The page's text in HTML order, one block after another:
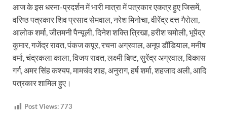
आज के इस धरना-प्रदर्शन में भारी मात्रा में पत्रकार एकत्र हुए जिसमें,
वरिष्ठ पत्रकार शिव प्रसाद सेमवाल, नरेश मिनोचा, वीरेंद्र दत्त गैरोला,
आलोक शर्मा, जीतमनी पैन्यूली, दिनेश शक्ति त्रिखा, हरीश चमोली, भूपेंद्र
कुमार, गजेंद्र रावत, पंकज कपूर, रचना अग्रवाल, अनूप डौंडियाल, मनीष
वर्मा, चंद्रकला काला, विजय रावत, लक्ष्मी बिष्ट, सुरेंद्र अग्रवाल, विकास
गर्ग, अमर सिंह कश्यप, मामचंद शाह, अनुराग, हर्ष शर्मा, शहजाद अली, आदि
पत्रकार शामिल हुए।
Post Views:773